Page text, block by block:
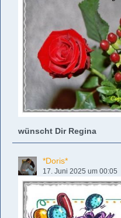
wünscht Dir Regina
*Doris*
17. Juni 2025 um 00:05